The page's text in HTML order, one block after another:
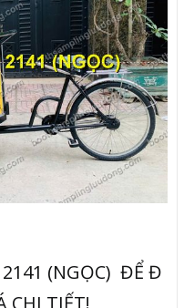
2141 (NGỌC) ĐỂ Đ